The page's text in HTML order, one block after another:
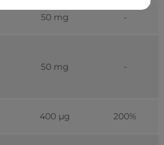
50 mg -
50 mg -
400 µg 200%